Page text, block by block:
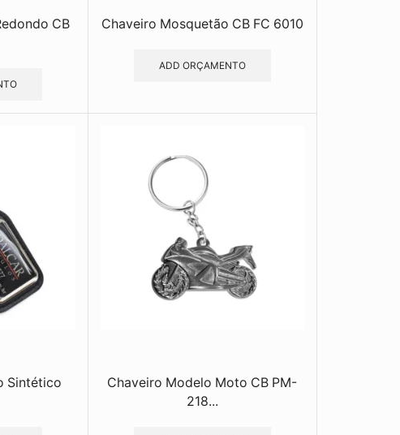
CB
Chaveiro Mosquetão CB FC 6010
ADD ORÇAMENTO
Sintético
Chaveiro Modelo Moto CB PM-
218...